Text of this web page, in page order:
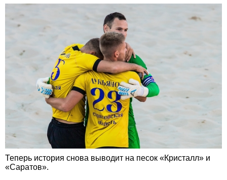
Теперь история снова выводит на песок «Кристалл» и
«Саратов».